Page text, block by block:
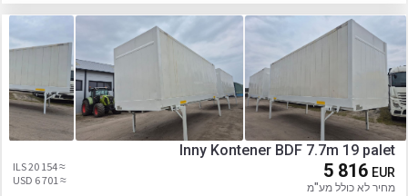
Inny Kontener BDF 7.7m 19 palet
5 816 EUR
מחיר לא כולל מע"מ
≈ 20 154 ILS
≈ 6 701 USD